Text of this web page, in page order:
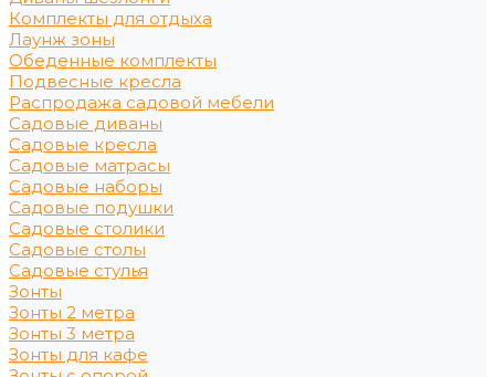
Комплекты для отдыха
Лаунж зоны
Обеденные комплекты
Подвесные кресла
Распродажа садовой мебели
Садовые диваны
Садовые кресла
Садовые матрасы
Садовые наборы
Садовые подушки
Садовые столики
Садовые столы
Садовые стулья
Зонты
Зонты 2 метра
Зонты 3 метра
Зонты для кафе